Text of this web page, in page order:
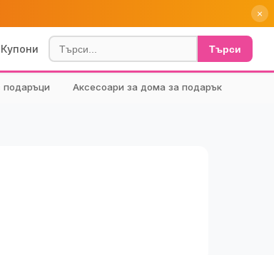
×
Търси
подаръци Аксесоари за дома за подарък